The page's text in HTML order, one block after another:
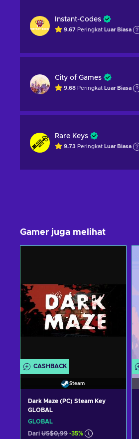
Instant-Codes
9.67 Peringkat Luar Biasa
City of Games
9.68 Peringkat Luar Biasa
Rare Keys
9.73 Peringkat Luar Biasa
Gamer juga melihat
CASHBACK
Steam
Dark Maze (PC) Steam Key
GLOBAL
GLOBAL
Dari US$0,99 -35%